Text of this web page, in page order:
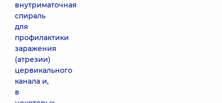
внутриматочная
спираль
для
профилактики
заражения
(атрезии)
цервикального
канала и,
в